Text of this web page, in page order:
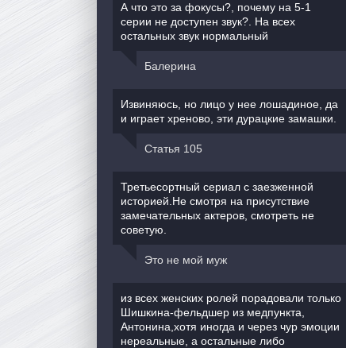
А что это за фокусы?, почему на 5-1
серии не доступен звук?. На всех
остальных звук нормальный
Балерина
Извиняюсь, но лицо у нее лошадиное, да
и играет хреново, эти дурацкие замашки.
Статья 105
Третьесортный сериал с заезженной
историей.Не смотря на присутствие
замечательных актеров, смотреть не
советую.
Это не мой муж
из всех женских ролей порадовали только
Шишкина-фельдшер из медпункта,
Антонина,хотя иногда и через чур эмоции
нереальные, а остальные либо